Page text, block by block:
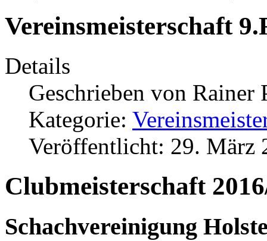
Vereinsmeisterschaft
Details
Geschrieben von Rainer
Kategorie:
Veröffentlicht: 29. März
Clubmeisterschaft
Schachvereinigung